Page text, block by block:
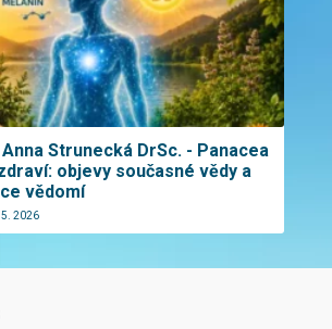
Strunecká DrSc. - Panacea
objevy současné vědy a
vědomí
2026